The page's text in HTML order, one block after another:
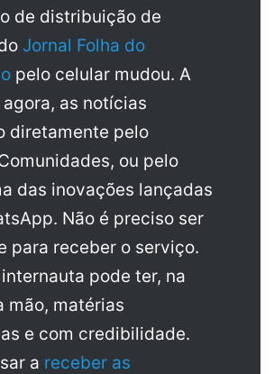
de distribuição de
Jornal Folha do
pelo celular mudou. A
as notícias
diretamente pelo
ou pelo
das inovações lançadas
Não é preciso ser
para receber o serviço.
pode ter, na
mão, matérias
e com credibilidade.
a receber as